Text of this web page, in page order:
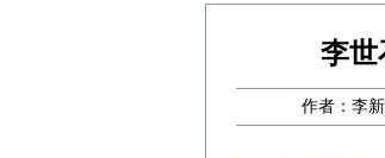
李世
作者：李